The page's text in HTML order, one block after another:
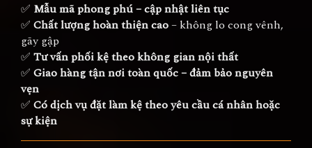
✅ Mẫu mã phong phú – cập nhật liên tục
✅ Chất lượng hoàn thiện cao– không lo cong vênh,
gãy gập
✅ Tư vấn phối kệ theo không gian nội thất
✅ Giao hàng tận nơi toàn quốc – đảm bảo nguyên
vẹn
✅ Có dịch vụ đặt làm kệ theo yêu cầu cá nhân hoặc
sự kiện